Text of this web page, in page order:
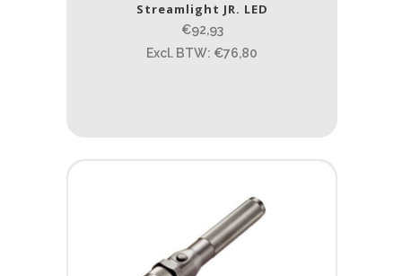
Streamlight JR. LED
€92,93
Excl. BTW: €76,80